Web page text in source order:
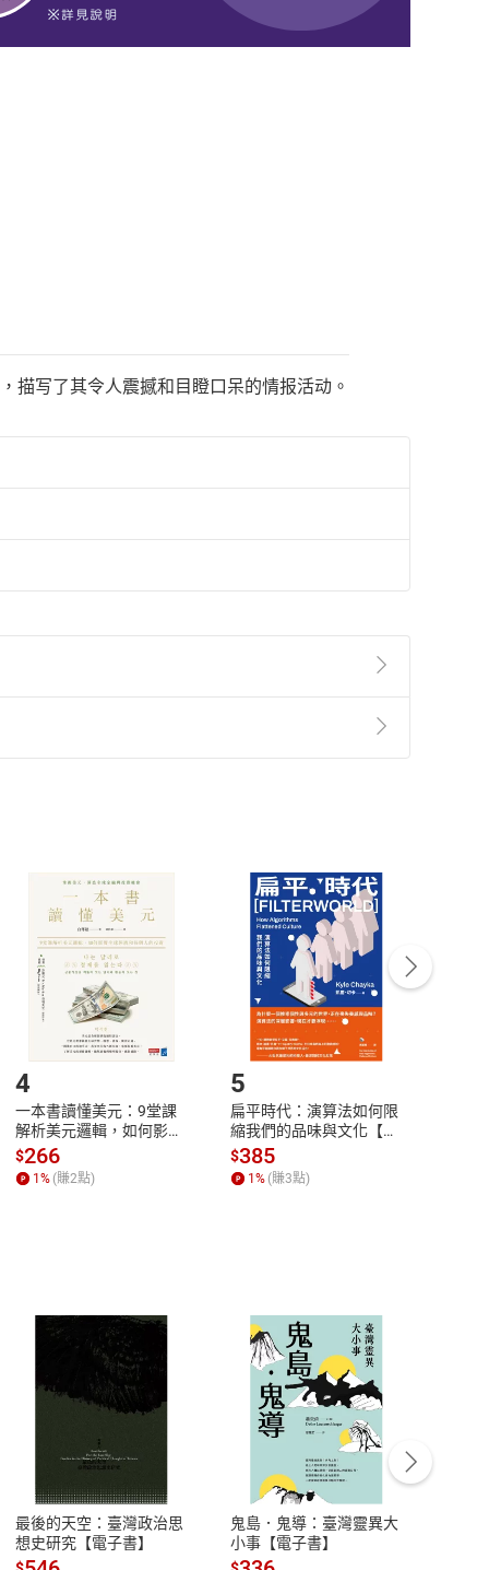
描写了其令人震撼和目瞪口呆的情报活动。
第2條第5款之規定，「非以有形媒介提供之數位
點選「瀏覽訂單明細」 「申請取消訂單/退
貨。
付款方式
Payment
完成訂單
Complete
號，下載書籍後看書
性
參
服務時間：週一到週五 10:00-12:00、
13:00-17:00 (國定假日及例假日休息)
客服電話：0080-1857077
4
一本書讀懂美元：9堂課
解析美元邏輯，如何影響
全球經濟和每個人的投資
【電子書】
$266
1% (賺2點)
5
扁平時代：演算法如何限
縮我們的品味與文化【電
子書】
$385
1% (賺3點)
最後的天空：臺灣政治思
想史研究【電子書】
鬼島．鬼導：臺灣靈異大
小事【電子書】